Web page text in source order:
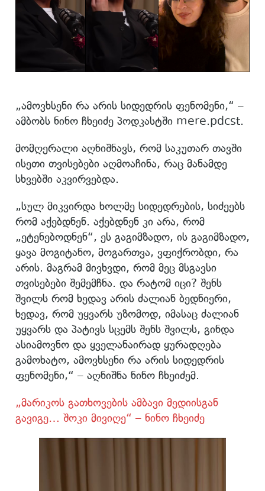
„ამოვხსენი რა არის სიდედრის ფენომენი,“ –
ამბობს ნინო ჩხეიძე პოდკასტში mere.pdcst.
მომღერალი აღნიშნავს, რომ საკუთარ თავში
ისეთი თვისებები აღმოაჩინა, რაც მანამდე
სხვებში აკვირვებდა.
„სულ მიკვირდა ხოლმე სიდედრების, სიძეებს
რომ აქებდნენ. აქებდნენ კი არა, რომ
„ეტენებოდნენ“, ეს გაგიმზადო, ის გაგიმზადო,
ყავა მოგიტანო, მოგართვა, ვფიქრობდი, რა
არის. მაგრამ მივხვდი, რომ მეც მსგავსი
თვისებები შემემჩნა. და რატომ იცი? შენს
შვილს რომ ხედავ არის ძალიან ბედნიერი,
ხედავ, რომ უყვარს უზომოდ, იმასაც ძალიან
უყვარს და პატივს სცემს შენს შვილს, გინდა
ასიამოვნო და ყველანაირად ყურადღება
გამოხატო, ამოვხსენი რა არის სიდედრის
ფენომენი,“ – აღნიშნა ნინო ჩხეიძემ.
„მარიკოს გათხოვების ამბავი მედიისგან
გავიგე… შოკი მივიღე“ – ნინო ჩხეიძე